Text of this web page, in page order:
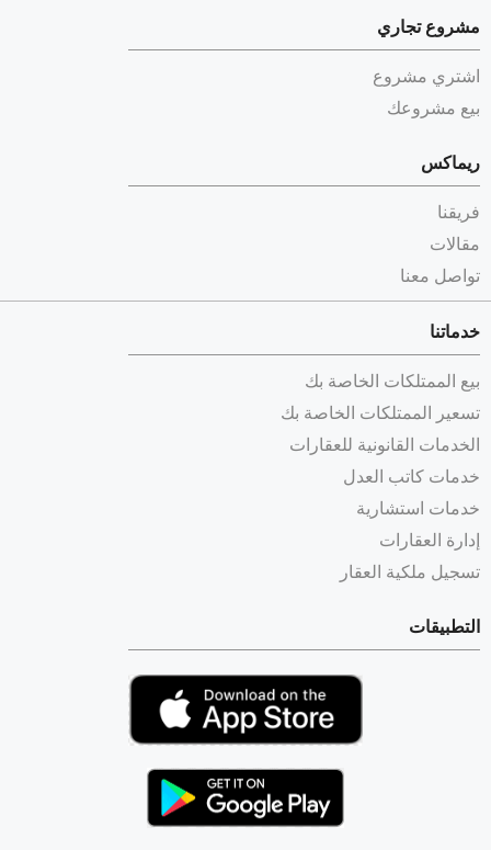
مشروع تجاري
اشتري مشروع
بيع مشروعك
ريماكس
فريقنا
مقالات
تواصل معنا
خدماتنا
بيع الممتلكات الخاصة بك
تسعير الممتلكات الخاصة بك
الخدمات القانونية للعقارات
خدمات كاتب العدل
خدمات استشارية
إدارة العقارات
تسجيل ملكية العقار
التطبيقات